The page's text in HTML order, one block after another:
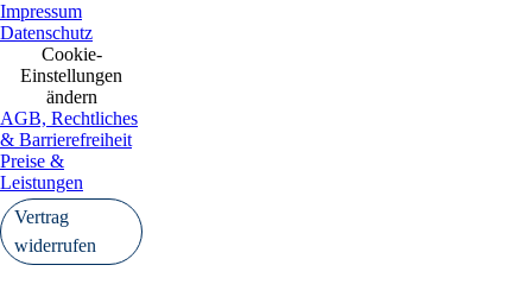
Impressum
Datenschutz
Cookie-
Einstellungen
ändern
AGB, Rechtliches
& Barrierefreiheit
Preise &
Leistungen
Vertrag
widerrufen